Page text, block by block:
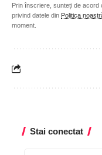
Prin înscriere, sunteți de acord
privind datele din Politica
moment.
Stai conectat